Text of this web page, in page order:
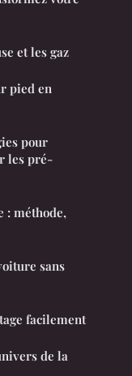
et les gaz
pied en
pour
les pré-
: méthode,
sans
facilement
de la